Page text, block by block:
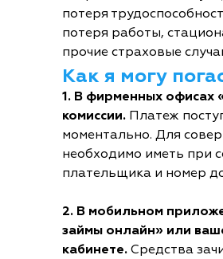
потеря
потеря работы,
прочие страховые
Как я могу
1. В фирменных офисах
комиссии. Платеж
моментально. Для
необходимо иметь при
плательщика и номер
2. В мобильном
займы онлайн» или
кабинете. Средства